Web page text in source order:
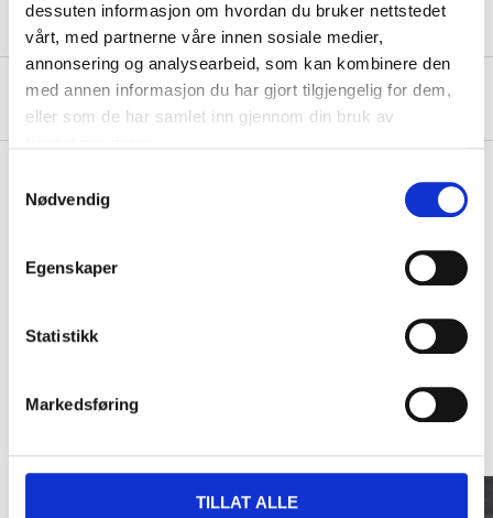
dessuten informasjon om hvordan du bruker nettstedet
vårt, med partnerne våre innen sosiale medier,
annonsering og analysearbeid, som kan kombinere den
med annen informasjon du har gjort tilgjengelig for dem,
eller som de har samlet inn gjennom din bruk av
Nødvendig
Egenskaper
Statistikk
Markedsføring
TILLAT ALLE
About the manufacturer
Pay & Collect in your local store within 2 hours!
Other customers also bought